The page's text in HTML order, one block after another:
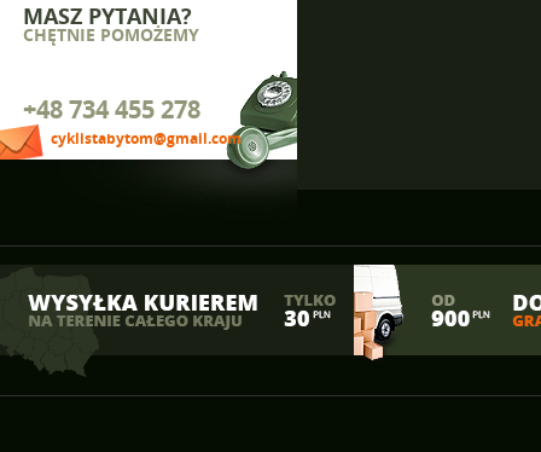
MASZ PYTANIA?
CHĘTNIE POMOŻEMY
+48 734 455 278
cyklistabytom@gmail.com